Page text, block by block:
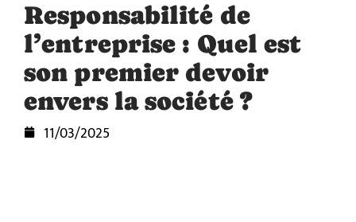
Responsabilité de
l’entreprise : Quel est
son premier devoir
envers la société ?
11/03/2025